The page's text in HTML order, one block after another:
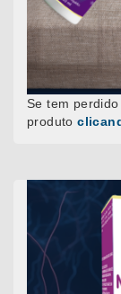
Se tem
produto